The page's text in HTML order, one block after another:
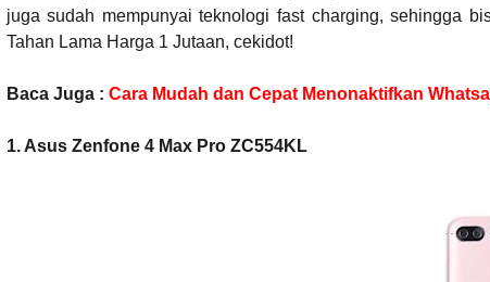
juga sudah mempunyai teknologi fast charging, sehingga
Tahan Lama Harga 1 Jutaan, cekidot!
Baca Juga : Cara Mudah dan Cepat Menonaktifkan
1. Asus Zenfone 4 Max Pro ZC554KL